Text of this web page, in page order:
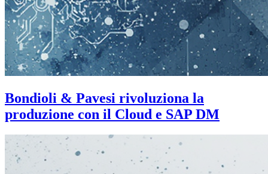
Bondioli & Pavesi rivoluziona la
produzione con il Cloud e SAP DM